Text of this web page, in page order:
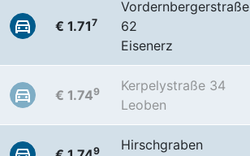
€ 1.717
Vordernbergerstraße
62
Eisenerz
€ 1.749
Kerpelystraße 34
Leoben
9
Hirschgraben